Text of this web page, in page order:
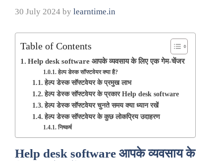
30 July 2024 by learntime.in
Table of Contents
Help desk software आपके व्यवसाय के लिए एक गेम-चेंजर
हेल्प डेस्क सॉफ्टवेयर क्या है?
हेल्प डेस्क सॉफ्टवेयर के प्रमुख लाभ
हेल्प डेस्क सॉफ्टवेयर के प्रकार Help desk software
हेल्प डेस्क सॉफ्टवेयर चुनते समय क्या ध्यान रखें
हेल्प डेस्क सॉफ्टवेयर के कुछ लोकप्रिय उदाहरण
निष्कर्ष
Help desk software आपके व्यवसाय के